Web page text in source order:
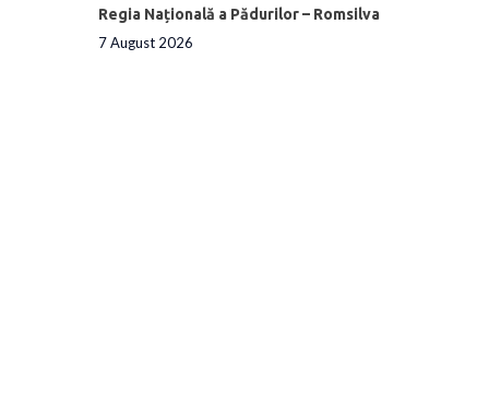
Regia Națională a Pădurilor – Romsilva
7 August 2026